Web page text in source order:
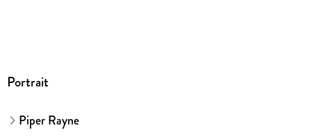
Portrait
Piper Rayne